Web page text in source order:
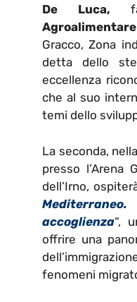
De Luca,
Gracco, Zona
detta dello
eccellenza
che al suo
temi dello
La seconda,
presso l’Arena
dell’Irno,
accoglienza“,
offrire una
fenomeni